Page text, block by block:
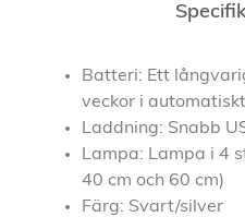
Batteri: Ett
veckor i
Laddning: Snabb
Lampa: Lampa i 4
40 cm och 60 cm)
Färg: Svart/silver